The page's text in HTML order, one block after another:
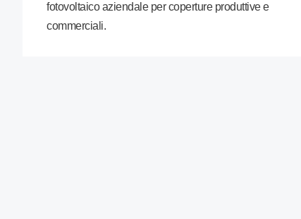
fotovoltaico aziendale per coperture produttive e
commerciali.